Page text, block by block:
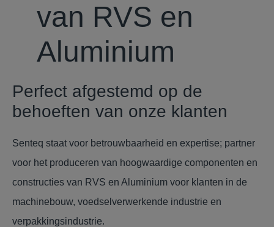
van RVS en
Aluminium
Perfect afgestemd op de
behoeften van onze klanten
Senteq staat voor betrouwbaarheid en expertise; partner
voor het produceren van hoogwaardige componenten en
constructies van RVS en Aluminium voor klanten in de
machinebouw, voedselverwerkende industrie en
verpakkingsindustrie.